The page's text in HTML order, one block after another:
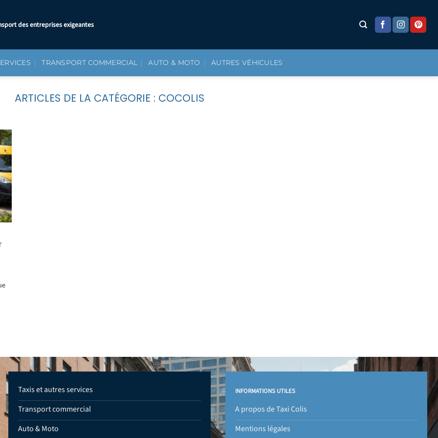
des entreprises exigeantes
TRANSPORT COMMERCIAL AUTO & MOTO AUTRES VÉHICULES
COCOLIS
Taxis et autres services
Transport commercial
Auto & Moto
INFORMATIONS UTILES
A propos de Taxi Colis
Mentions légales